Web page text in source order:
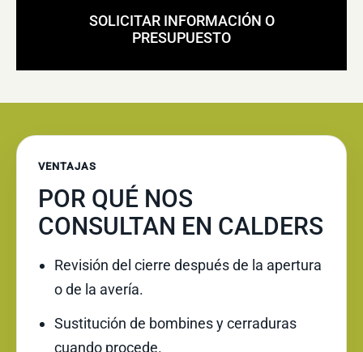
SOLICITAR INFORMACIÓN O
PRESUPUESTO
VENTAJAS
POR QUÉ NOS
CONSULTAN EN CALDERS
Revisión del cierre después de la apertura
o de la avería.
Sustitución de bombines y cerraduras
cuando procede.